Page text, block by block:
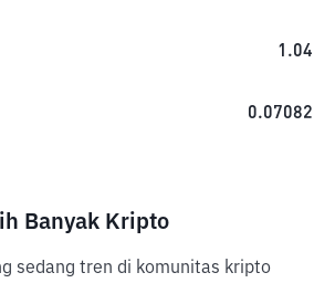
1.04
0.07082
Banyak Kripto
sedang tren di komunitas kripto